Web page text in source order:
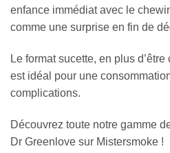
enfance immédiat avec le
comme une surprise en fin de
Le format sucette, en plus
est idéal pour une
complications.
Découvrez toute notre gamme
Dr Greenlove sur Mistersmoke !